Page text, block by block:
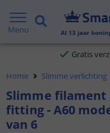
Menu Al 13 jaar
Gratis
Voor
Home Slimme verlichting
Slimme filament
fitting - A60
van 6